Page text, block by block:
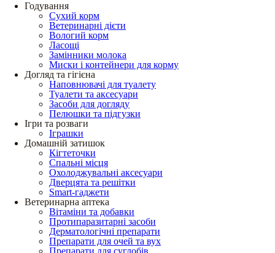
Годування
Сухий корм
Ветеринарні дієти
Вологий корм
Ласощі
Замінники молока
Миски і контейнери для корму
Догляд та гігієна
Наповнювачі для туалету
Туалети та аксесуари
Засоби для догляду
Пелюшки та підгузки
Ігри та розваги
Іграшки
Домашній затишок
Кігтеточки
Спальні місця
Охолоджувальні аксесуари
Дверцята та решітки
Smart-гаджети
Ветеринарна аптека
Вітаміни та добавки
Протипаразитарні засоби
Дерматологічні препарати
Препарати для очей та вух
Препарати для суглобів